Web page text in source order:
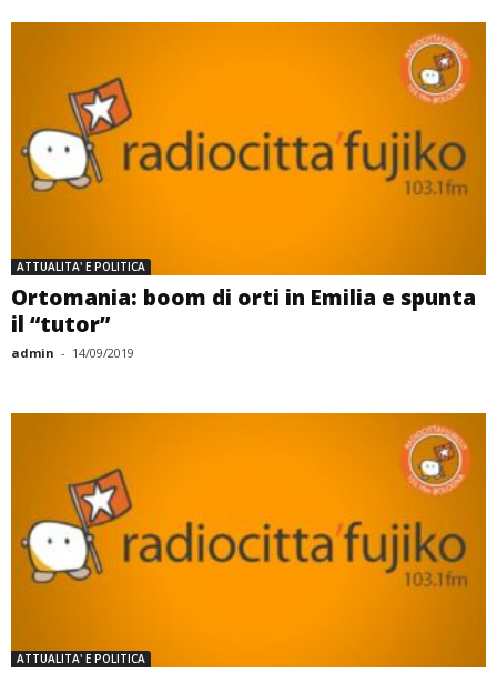
ATTUALITA' E POLITICA
Ortomania: boom di orti in Emilia e spunta
il “tutor”
admin - 14/09/2019
ATTUALITA' E POLITICA